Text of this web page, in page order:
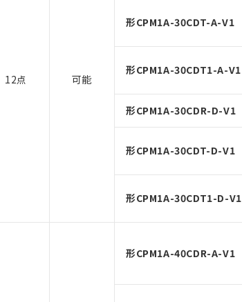
12点 可能
形CPM1A-30CDT-A-V1
形CPM1A-30CDT1-A-V1
形CPM1A-30CDR-D-V1
形CPM1A-30CDT-D-V1
形CPM1A-30CDT1-D-V1
形CPM1A-40CDR-A-V1